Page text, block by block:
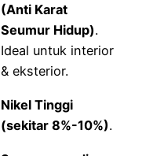
(Anti Karat
Seumur Hidup).
Ideal untuk interior
& eksterior.
Nikel Tinggi
(sekitar 8%-10%).